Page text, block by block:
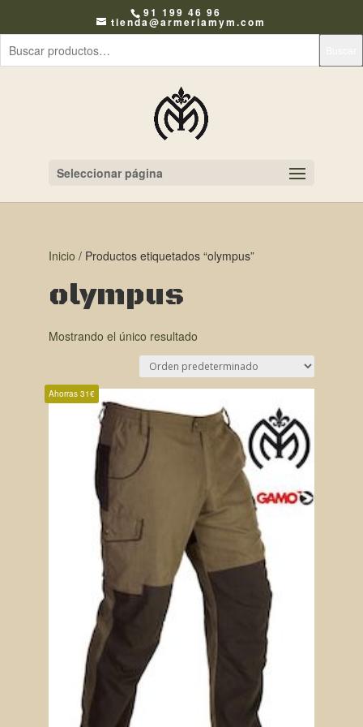
91 199 46 96
tienda@armeriamym.com
Seleccionar página
Inicio / Productos etiquetados “olympus”
olympus
Mostrando el único resultado
Ahorras 31€